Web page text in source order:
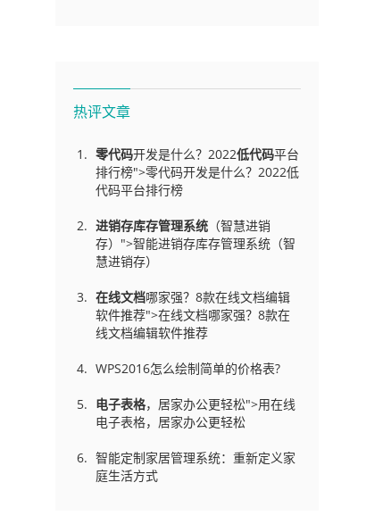
热评文章
零代码开发是什么？2022低代码平台
排行榜">零代码开发是什么？2022低
代码平台排行榜
进销存库存管理系统 （智慧进销
存）">智能进销存库存管理系统（智
慧进销存）
在线文档哪家强？8款在线文档编辑
软件推荐">在线文档哪家强？8款在
线文档编辑软件推荐
WPS2016怎么绘制简单的价格表?
电子表格，居家办公更轻松">用在线
电子表格，居家办公更轻松
智能定制家居管理系统：重新定义家
庭生活方式